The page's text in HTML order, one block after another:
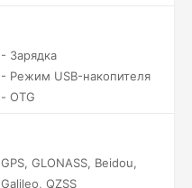
- Зарядка
- Режим USB-накопителя
- OTG
GPS, GLONASS, Beidou,
Galileo, QZSS